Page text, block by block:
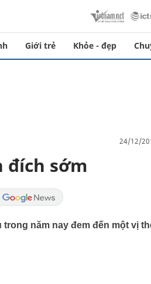
Giới trẻ Khỏe - đẹp
24/12/
đích sớm
năm nay đem đến một vị